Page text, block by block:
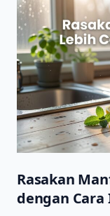
Rasakan
dengan Cara